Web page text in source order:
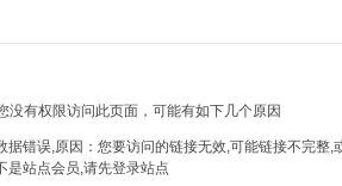
没有权限访问此页面，可能有如下几个原因
据错误,原因：您要访问的链接无效,可能链接不完整,
是站点会员,请先登录站点